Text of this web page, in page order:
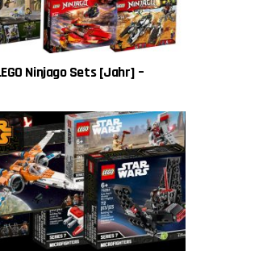
Ninjago Sets [Jahr] –